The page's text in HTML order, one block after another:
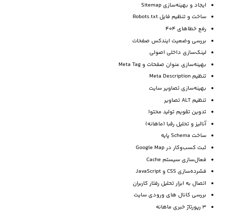
ایجاد و بهینه‌سازی Sitemap
ساخت و تنظیم فایل Robots.txt
رفع خطاهای 404
بررسی وضعیت ایندکس صفحات
لینک‌سازی داخلی اصولی
بهینه‌سازی عنوان صفحات و Meta Tag
تنظیم Meta Description
بهینه‌سازی تصاویر سایت
تنظیم ALT تصاویر
تدوین تقویم تولید محتوا
آنالیز و تحلیل رقبا (ماهانه)
ساخت Schema پایه
ثبت کسب‌وکار در Google Map
فعال‌سازی سیستم Cache
فشرده‌سازی CSS و JavaScript
اتصال به ابزار تحلیل رفتار کاربران
بررسی کانال های ورودی سایت
3 رپورتاژ خبری ماهانه